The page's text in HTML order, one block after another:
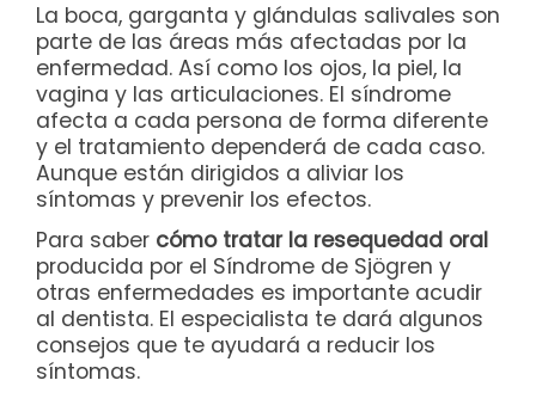
La boca, garganta y glándulas salivales son
parte de las áreas más afectadas por la
enfermedad. Así como los ojos, la piel, la
vagina y las articulaciones. El síndrome
afecta a cada persona de forma diferente
y el tratamiento dependerá de cada caso.
Aunque están dirigidos a aliviar los
síntomas y prevenir los efectos.
Para saber cómo tratar la resequedad oral
producida por el Síndrome de Sjögren y
otras enfermedades es importante acudir
al dentista. El especialista te dará algunos
consejos que te ayudará a reducir los
síntomas.